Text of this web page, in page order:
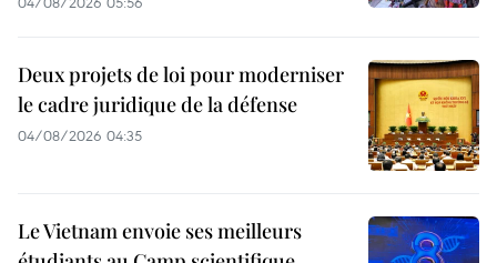
Deux projets de loi pour moderniser
le cadre juridique de la défense
04/08/2026 04:35
Le Vietnam envoie ses meilleurs